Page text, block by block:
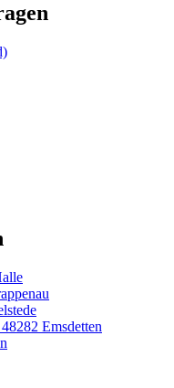
Emsdetten